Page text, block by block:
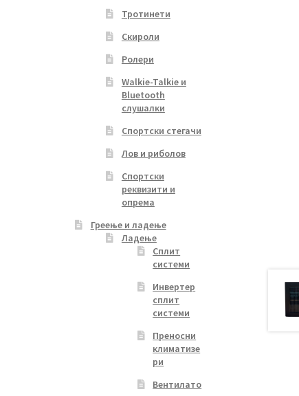
Тротинети
Скироли
Ролери
Walkie-Talkie и
Bluetooth
слушалки
Спортски стегачи
Лов и риболов
Спортски
реквизити и
опрема
Греење и ладење
Ладење
Сплит
системи
Инвертер
сплит
системи
Преносни
климатизе
ри
Вентилато